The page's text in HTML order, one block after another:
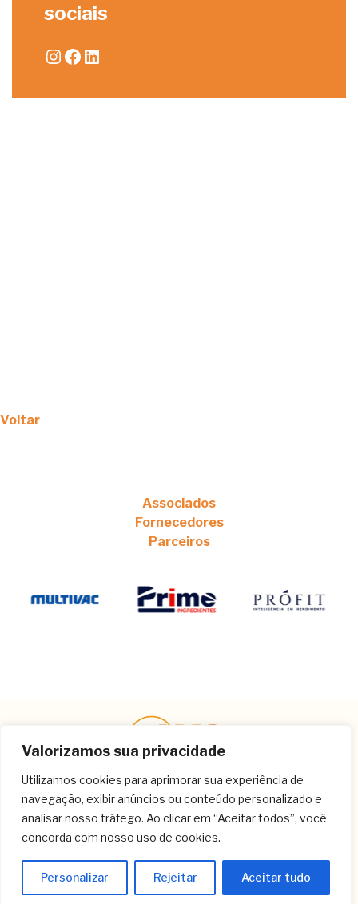
Valorizamos sua privacidade
Utilizamos cookies para aprimorar sua experiência de
navegação, exibir anúncios ou conteúdo personalizado e
analisar nosso tráfego. Ao clicar em “Aceitar todos”, você
concorda com nosso uso de cookies.
Personalizar Rejeitar Aceitar tudo
sociais
Instagram
Facebook
LinkedIn
Voltar
Associados
Fornecedores
Parceiros
Contato
(11) 3259-8266